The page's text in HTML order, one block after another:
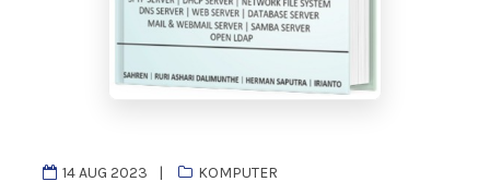
14 AUG 2023 KOMPUTER